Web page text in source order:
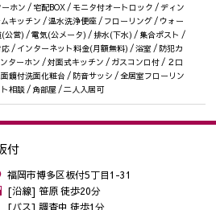
ホン / 宅配BOX / モニタ付オートロック / ディン
キッチン / 温水洗浄便座 / フローリング / ウォー
公営) / 電気(公メータ) / 排水(下水) / 集合ポスト /
/ インターネット料金(月額無料) / 浴室 / 防犯カ
ターホン / 対面式キッチン / ガスコンロ付 / ２口
鏡付洗面化粧台 / 防音サッシ / 全居室フローリン
相談 / 角部屋 / 二人入居可
付
福岡市博多区板付5丁目1-31
[沿線] 笹原 徒歩20分
[バス] 調査中 徒歩1分